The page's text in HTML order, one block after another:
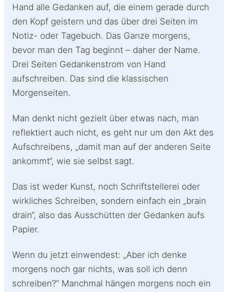
Hand alle Gedanken auf, die einem gerade durch
den Kopf geistern und das über drei Seiten im
Notiz- oder Tagebuch. Das Ganze morgens,
bevor man den Tag beginnt – daher der Name.
Drei Seiten Gedankenstrom von Hand
aufschreiben. Das sind die klassischen
Morgenseiten.
Man denkt nicht gezielt über etwas nach, man
reflektiert auch nicht, es geht nur um den Akt des
Aufschreibens, „damit man auf der anderen Seite
ankommt“, wie sie selbst sagt.
Das ist weder Kunst, noch Schriftstellerei oder
wirkliches Schreiben, sondern einfach ein „brain
drain“, also das Ausschütten der Gedanken aufs
Papier.
Wenn du jetzt einwendest: „Aber ich denke
morgens noch gar nichts, was soll ich denn
schreiben?“ Manchmal hängen morgens noch ein